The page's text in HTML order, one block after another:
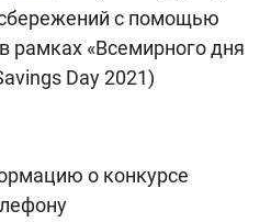
с помощью
рамках «Всемирного дня
Day 2021)
о конкурсе